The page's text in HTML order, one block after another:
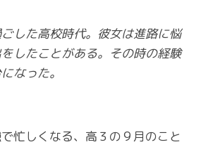
した高校時代。彼女は進路に悩
したことがある。その時の経験
なった。
忙しくなる、高３の９月のこと